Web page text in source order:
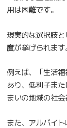
用は困難です。
現実的な選択肢と
度が挙げられます
例えば、「生活
あり、低利子ま
まいの地域の社会
また、アルバイト